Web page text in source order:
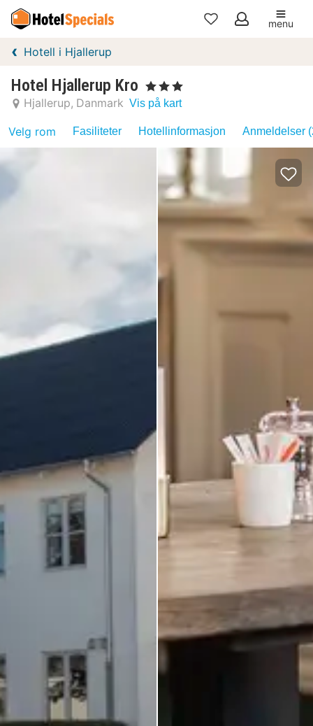
Mine
menu
Hotell i Hjallerup
Hotel Hjallerup Kro , 3 Stjerner
Hjallerup Danmark Vis på kart
Velg rom Fasiliteter Hotellinformasjon Anmeldelser